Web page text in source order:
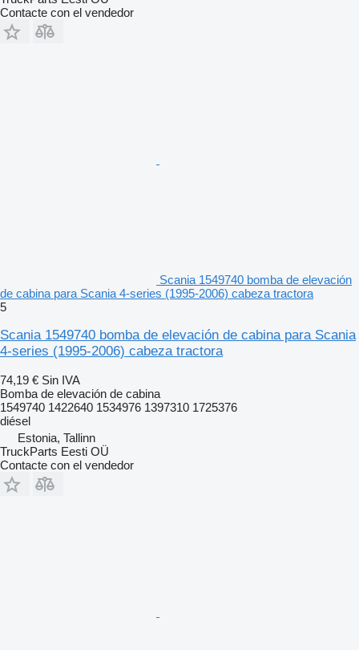
Contacte con el vendedor
Scania 1549740 bomba de elevación
de cabina para Scania 4-series (1995-2006) cabeza tractora
5
Scania 1549740 bomba de elevación de cabina para Scania
4-series (1995-2006) cabeza tractora
74,19 € Sin IVA
Bomba de elevación de cabina
1549740 1422640 1534976 1397310 1725376
diésel
Estonia, Tallinn
TruckParts Eesti OÜ
Contacte con el vendedor